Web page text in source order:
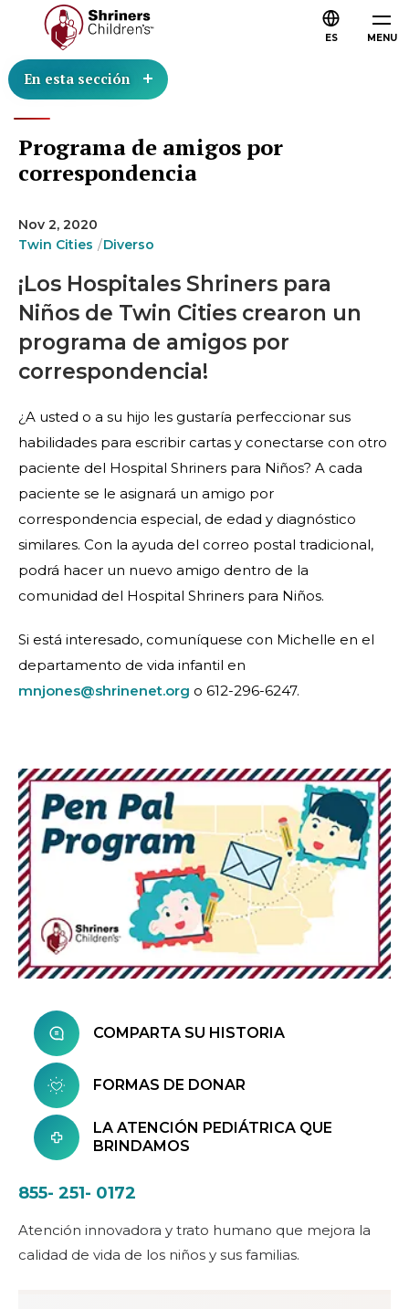
MENU
ES
En esta sección
Programa de amigos por
correspondencia
Nov 2, 2020
Twin Cities
Diverso
¡Los Hospitales Shriners para
Niños de Twin Cities crearon un
programa de amigos por
correspondencia!
¿A usted o a su hijo les gustaría perfeccionar sus
habilidades para escribir cartas y conectarse con otro
paciente del Hospital Shriners para Niños? A cada
paciente se le asignará un amigo por
correspondencia especial, de edad y diagnóstico
similares. Con la ayuda del correo postal tradicional,
podrá hacer un nuevo amigo dentro de la
comunidad del Hospital Shriners para Niños.
Si está interesado, comuníquese con Michelle en el
departamento de vida infantil en
mnjones@shrinenet.org o 612-296-6247.
COMPARTA SU HISTORIA
FORMAS DE DONAR
LA ATENCIÓN PEDIÁTRICA QUE
BRINDAMOS
855- 251- 0172
Atención innovadora y trato humano que mejora la
calidad de vida de los niños y sus familias.